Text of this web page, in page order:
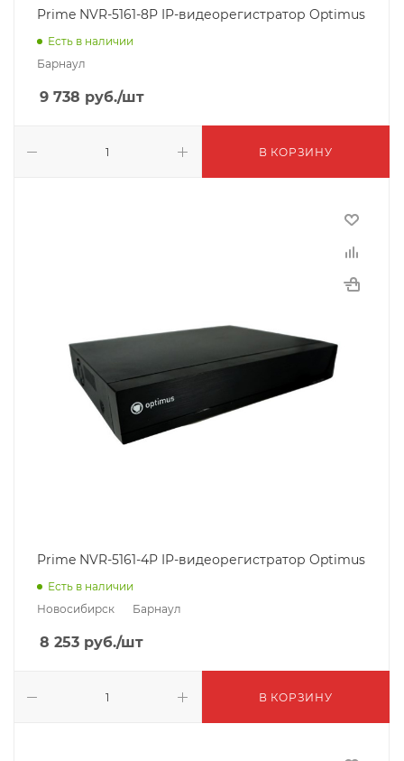
Prime NVR-5161-8P IP-видеорегистратор Optimus
Есть в наличии
Барнаул
9 738 руб./шт
В КОРЗИНУ
Prime NVR-5161-4P IP-видеорегистратор Optimus
Есть в наличии
Новосибирск
Барнаул
8 253 руб./шт
В КОРЗИНУ